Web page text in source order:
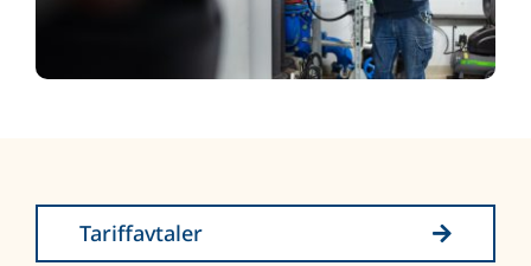
Tariffavtaler